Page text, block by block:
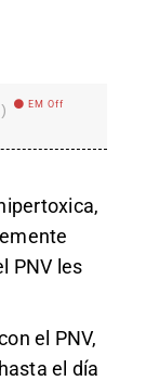
EM Off
PNV les
el PNV,
el día